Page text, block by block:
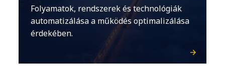
Folyamatok, rendszerek és technológiák
automatizálása a működés optimalizálása
érdekében.